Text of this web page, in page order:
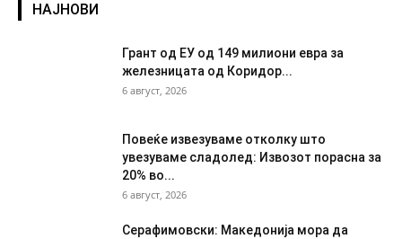
НАЈНОВИ
Грант од ЕУ од 149 милиони евра за
железницата од Коридор...
6 август, 2026
Повеќе извезуваме отколку што
увезуваме сладолед: Извозот порасна за
20% во...
6 август, 2026
Серафимовски: Македонија мора да